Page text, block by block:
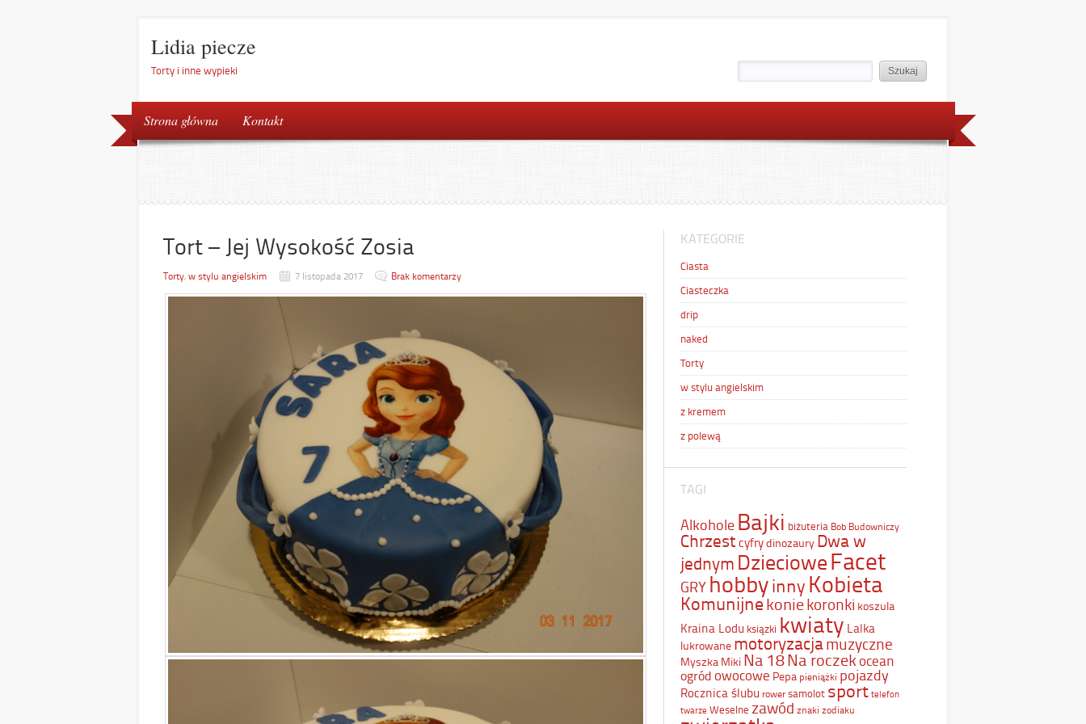
Lidia piecze
Torty i inne wypieki
Strona główna Kontakt
Tort – Jej Wysokość Zosia
Torty, w stylu angielskim 7 listopada 2017 Brak komentarzy
KATEGORIE
Ciasta
Ciasteczka
drip
naked
Torty
w stylu angielskim
z kremem
z polewą
TAGI
Alkohole Bajki biżuteria Bob Budowniczy
Chrzest cyfrydinozaury Dwa w
jednym DziecioweFacet
GRY hobbyinny Kobieta
Komunijnekoniekoronki koszula
Kraina Lodu ksiązki kwiaty Lalka
lukrowane motoryzacjamuzyczne
Myszka Miki Na 18Na roczekocean
ogród owocowe Pepa pieniążki pojazdy
Rocznica ślubu rower samolot sport telefon
twarze Weselne zawód znaki zodiaku